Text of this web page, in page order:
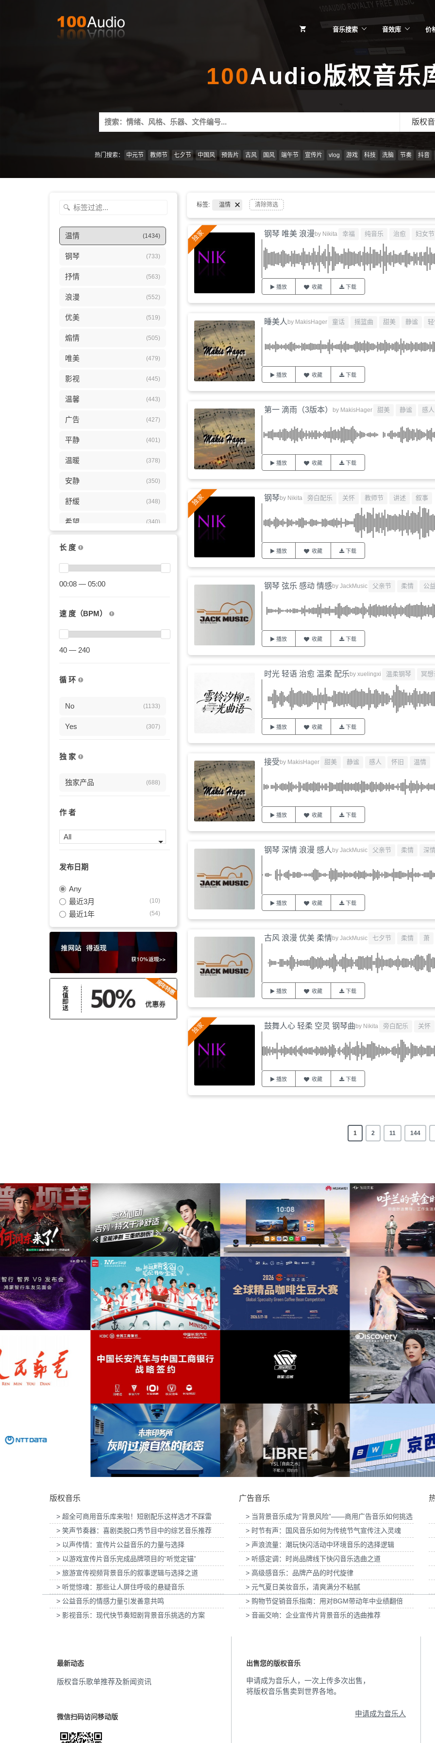
音乐搜索 音效库 价
100Audio版权音乐
Search
for:
版权
热门搜索： 中元节 教师节 七夕节 中国风 预告片 古风 国风 端午节 宣传片 vlog 游戏 科技 洗脑 节奏 抖音
温情 (1434)
钢琴 (733)
抒情 (563)
浪漫 (552)
优美 (519)
煽情 (505)
唯美 (479)
影视 (445)
温馨 (443)
广告 (427)
平静 (401)
温暖 (378)
安静 (350)
舒缓 (348)
希望 (340)
柔和
宁静
温柔
弦乐
梦幻 (247)
感人 (199)
明亮 (188)
柔情
励志的 (175)
轻松
回忆
优雅 (150)
振奋 (139)
温和 (138)
情感 (137)
氛围
纪录片
戏剧性
高兴 (111)
乐观 (109)
母亲节 (108)
感性 (107)
商业 (99)
企业
中国风 (95)
清新
(94)
(93)
(93)
管弦
纯真 (88)
叙事 (87)
温暖 (87)
美好 (82)
电视剧 (82)
思念
衷心的 (72)
长 度
00:08 — 05:00
速 度（BPM）
40 — 240
循 环
No (1133)
Yes (307)
独 家
独家产品 (688)
作 者
All
发布日期
Any
最近3月
(10)
最近1年 (54)
标签: 温情 清除筛选
钢琴 唯美 浪漫by Nikita 幸福 纯音乐 治愈 妇女节
播放 收藏 下载
睡美人 by MakisHager 童话 摇篮曲 甜美 静谧
播放 收藏 下载
第一 滴雨（3版本） by MakisHager 甜美 静谧 感人
播放 收藏 下载
钢琴by Nikita 旁白配乐 关怀 教师节 讲述 叙事
播放 收藏 下载
钢琴 弦乐 感动 情感by JackMusic 父亲节 柔情 公
播放 收藏 下载
时光 轻语 治愈 温柔 配乐by xuelingxi 温柔钢琴 冥想
播放 收藏 下载
接受by MakisHager 甜美 静谧 感人 怀旧 温情
播放 收藏 下载
钢琴 深情 浪漫 感人 by JackMusic 父亲节 柔情 深
播放 收藏 下载
古风 浪漫 优美 柔情by JackMusic 七夕节 柔情 萧
播放 收藏 下载
鼓舞人心 轻柔 空灵 钢琴曲by Nikita 旁白配乐 关怀
播放 收藏 下载
1 2 11 144
为吉列品牌GLT X AUDI联名活动提供音乐版
权
为华为智慧屏Mate TV鸿蒙智家发布会提供音
乐版权
为东风奕派M8上市发布会项目提供音乐版权 为中汇人寿三
为MINISO FRIENDS华熙LIVE·五棵松店开业
为2026“中国之选”全球精品咖啡生豆大赛提供
音乐版权
为岚图泰山X8上市发布会互动项目提供音乐
为华为中国行
为中国长安汽车与工商银行战略签约事件传播
为微至航空科技公司产品宣传项目提供音乐版
权
为Discovery expedition北京店铺活动提供音
乐版权
为新希望乳业唐
为惠普打印：灰阶过渡自然的秘密提供音乐版
权
为欧莱雅-YSL LIBRE「自由之水」妇女节宣
传项目提供音乐版权
为张家口京西智行科技BWI媒体3D动画科普
项目提供音乐版权
为伊利宫酪中规
版权音乐
> 超全可商用音乐库来啦！短剧配乐这样选才不踩雷
> 笑声节奏器：喜剧类脱口秀节目中的综艺音乐推荐
> 以声传情：宣传片公益音乐的力量与选择
> 以游戏宣传片音乐完成品牌项目的“听觉定锚”
> 旅游宣传视频背景音乐的叙事逻辑与选择之道
> 听觉惊魂：那些让人屏住呼吸的悬疑音乐
> 公益音乐的情感力量引发善意共鸣
> 影视音乐：现代快节奏短剧背景音乐挑选的方案
广告音乐
> 当背景音乐成为“背景风险”——商用广告音乐如何挑选
> 时节有声：国风音乐如何为传统节气宣传注入灵魂
> 声浪流量：潮玩快闪活动中环境音乐的选择逻辑
> 听感定调：时尚品牌线下快闪音乐选曲之道
> 高级感音乐：品牌产品的时代旋律
> 元气夏日美妆音乐，清爽满分不粘腻
> 购物节促销音乐指南：用对BGM带动年中业绩翻倍
> 音画交响：企业宣传片背景音乐的选曲推荐
最新动态
版权音乐歌单推荐及新闻资讯
微信扫码访问移动版
出售您的版权音乐
申请成为音乐人，一次上传多次出售，
将版权音乐售卖到世界各地。
申请成为音乐人